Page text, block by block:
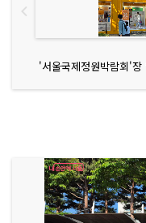
'서울국제정원박람회'